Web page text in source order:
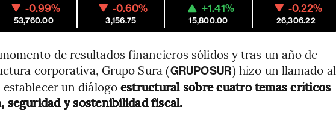
-0.99%
53,760.00
-0.60%
3,156.75
+1.41%
15,800.00
-0.22%
26,306.22
de resultados financieros sólidos y tras un año de
corporativa, Grupo Sura (GRUPOSUR) hizo un llamado al
un diálogoestructural sobre cuatro temas críticos
seguridad y sostenibilidad fiscal.